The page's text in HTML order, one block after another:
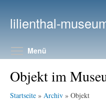
lilienthal-
Menü
Objekt im
Startseite » Archiv » Objekt